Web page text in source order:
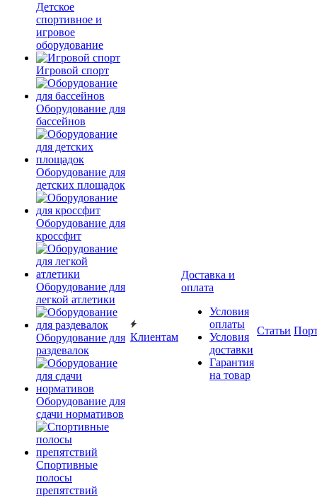
Детское
спортивное и
игровое
оборудование
Игровой спорт
Оборудование для
бассейнов
Оборудование для
детских площадок
Оборудование для
кроссфит
Оборудование для
легкой атлетики
Оборудование для
раздевалок
Оборудование для
сдачи нормативов
Спортивные
полосы
препятствий
Клиентам
Доставка и
оплата
Условия
оплаты
Условия
доставки
Гарантия
на товар
Статьи